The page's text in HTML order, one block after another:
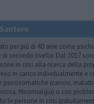
per più di 40 anni come
secondo livello. Dal 2017
in crisi alla ricerca della
in carico individualmente e
psicosomatiche (cancro,
fibromialgia) o con
le persone in crisi